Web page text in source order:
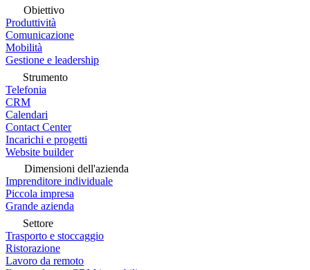
Obiettivo
Produttività
Comunicazione
Mobilità
Gestione e leadership
Strumento
Telefonia
CRM
Calendari
Contact Center
Incarichi e progetti
Website builder
Dimensioni dell'azienda
Imprenditore individuale
Piccola impresa
Grande azienda
Settore
Trasporto e stoccaggio
Ristorazione
Lavoro da remoto